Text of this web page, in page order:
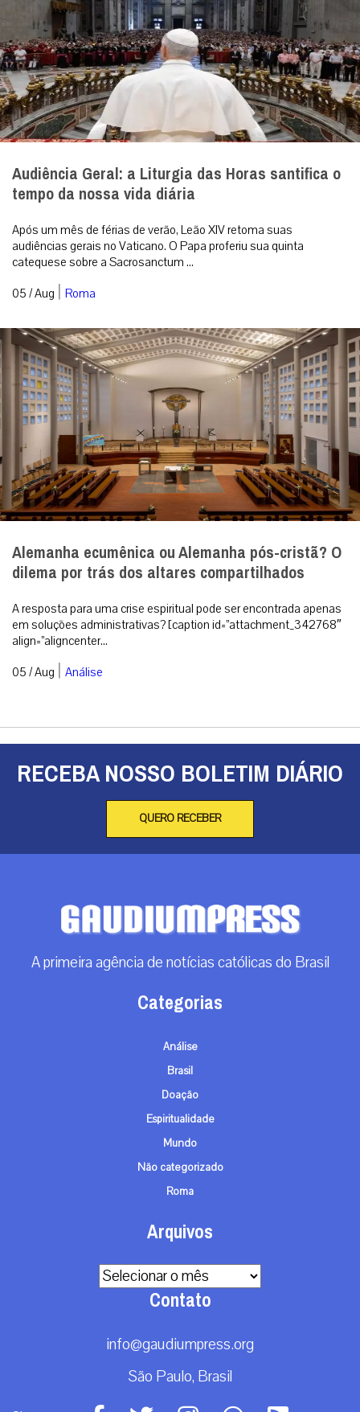
Audiência Geral: a Liturgia das Horas santifica o
tempo da nossa vida diária
Após um mês de férias de verão, Leão XIV retoma suas
audiências gerais no Vaticano. O Papa proferiu sua quinta
catequese sobre a Sacrosanctum ...
05 / Aug | Roma
Alemanha ecumênica ou Alemanha pós-cristã? O
dilema por trás dos altares compartilhados
A resposta para uma crise espiritual pode ser encontrada apenas
em soluções administrativas? [caption id=”attachment_342768″
align=”aligncenter...
05 / Aug | Análise
RECEBA NOSSO BOLETIM DIÁRIO
QUERO RECEBER
A primeira agência de notícias católicas do Brasil
Categorias
Análise
Brasil
Doação
Espiritualidade
Mundo
Não categorizado
Roma
Arquivos
Arquivos
Contato
info@gaudiumpress.org
São Paulo, Brasil